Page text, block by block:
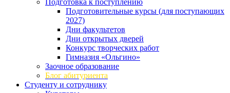
Подготовка к поступлению
Подготовительные курсы (для поступающих
2027)
Дни факультетов
Дни открытых дверей
Конкурс творческих работ
Гимназия «Ольгино»
Заочное образование
Блог абитуриента
Студенту и сотруднику